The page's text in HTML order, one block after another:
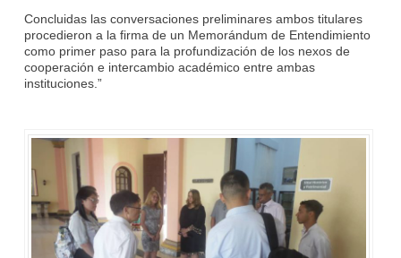
Concluidas las conversaciones preliminares ambos titulares
procedieron a la firma de un Memorándum de Entendimiento
como primer paso para la profundización de los nexos de
cooperación e intercambio académico entre ambas
instituciones.”